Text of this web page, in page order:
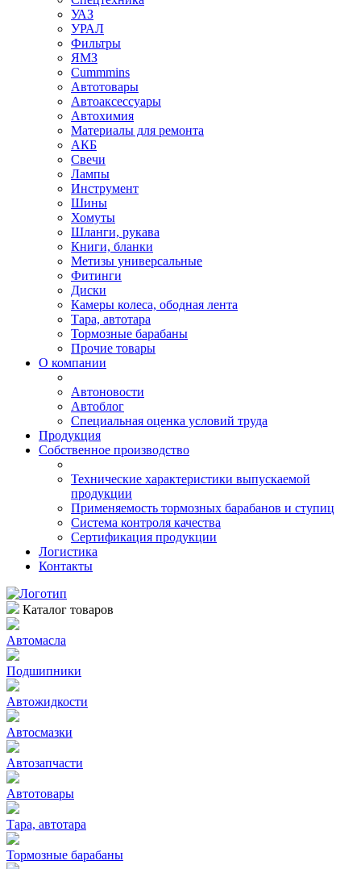
УАЗ
УРАЛ
Фильтры
ЯМЗ
Cummmins
Автотовары
Автоаксессуары
Автохимия
Материалы для ремонта
АКБ
Свечи
Лампы
Инструмент
Шины
Хомуты
Шланги, рукава
Книги, бланки
Метизы универсальные
Фитинги
Диски
Камеры колеса, ободная лента
Тара, автотара
Тормозные барабаны
Прочие товары
О компании
Автоновости
Автоблог
Специальная оценка условий труда
Продукция
Собственное производство
Технические характеристики выпускаемой
продукции
Применяемость тормозных барабанов и ступиц
Система контроля качества
Сертификация продукции
Логистика
Контакты
Каталог товаров
Автомасла
Подшипники
Автожидкости
Автосмазки
Автозапчасти
Автотовары
Тара, автотара
Тормозные барабаны